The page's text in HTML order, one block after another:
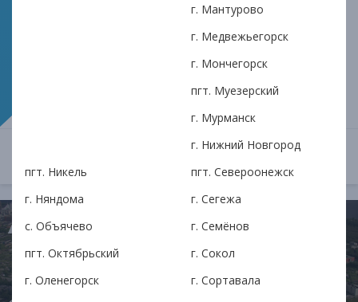
займ онлайн, что влияет на скорость решения и
какие условия проверить. Получение на карту или
наличными, нужен только паспорт.
ОТКРЫТЬ
г. Мантурово
г. Медвежьегорск
г. Мончегорск
пгт. Муезерский
г. Мурманск
г. Нижний Новгород
пгт. Никель
г. Няндома
с. Объячево
пгт. Октябрьский
г. Оленегорск
пгт. Североонежск
г. Сегежа
г. Семёнов
г. Сокол
г. Сортавала